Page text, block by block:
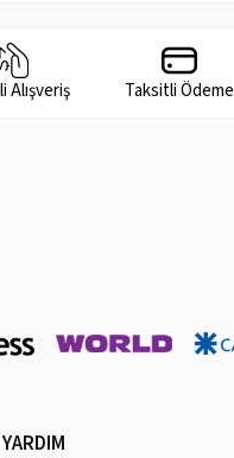
Alışveriş Taksitli Ödeme
YARDIM